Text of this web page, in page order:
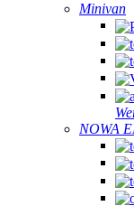
Minivan
NOWA